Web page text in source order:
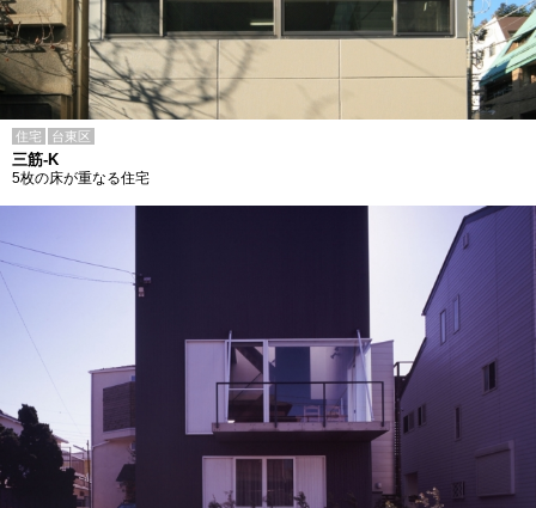
住宅 台東区
三筋-K
5枚の床が重なる住宅